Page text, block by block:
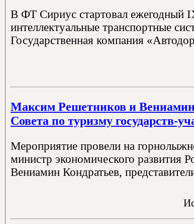
В ФТ Сириус стартовал ежегодный
интеллектуальные транспортные
Государственная компания
Максим Решетников и Вениамин
Совета по туризму государств-
Мероприятие провели на
министр экономического развития
Вениамин Кондратьев,